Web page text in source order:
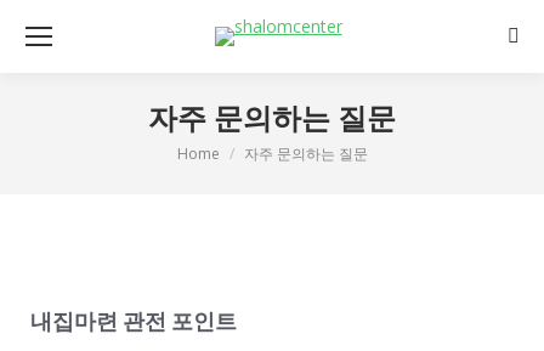
자주 문의하는 질문
You are here:
Home 자주 문의하는 질문
내집마련 관전 포인트